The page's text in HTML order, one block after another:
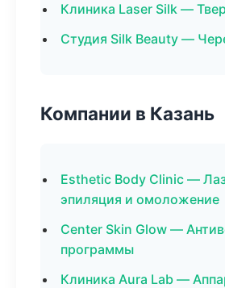
Клиника Laser Silk —
Студия Silk Beauty —
Компании в Казань
Esthetic Body Clinic —
эпиляция и омоложение
Center Skin Glow —
программы
Клиника Aura Lab —